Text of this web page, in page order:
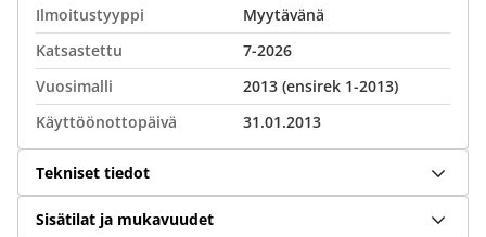
Ilmoitustyyppi
Myytävänä
Katsastettu
7-2026
Vuosimalli
2013 (ensirek 1-2013)
Käyttöönottopäivä
31.01.2013
Tekniset tiedot
Sisätilat ja mukavuudet